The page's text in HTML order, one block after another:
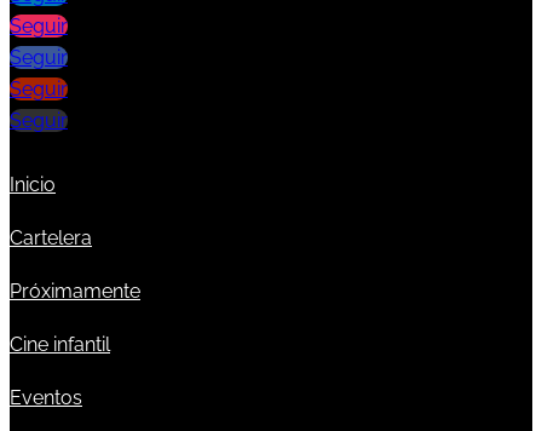
Seguir
Seguir
Seguir
Seguir
Inicio
Cartelera
Próximamente
Cine infantil
Eventos